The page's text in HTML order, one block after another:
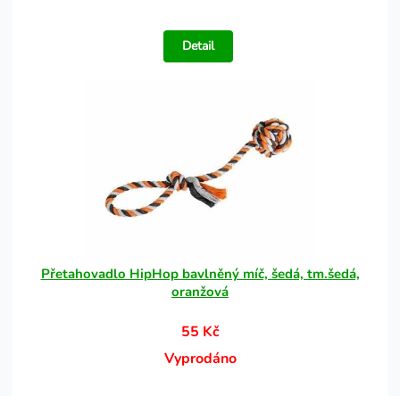
Detail
Přetahovadlo HipHop bavlněný míč, šedá, tm.šedá,
oranžová
55 Kč
Vyprodáno